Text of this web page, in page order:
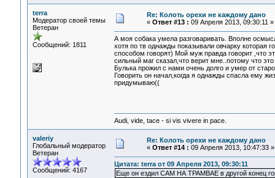
terra
Модератор своей темы
Ветеран
Сообщений: 1811
Re: Колоть орехи не каждому дано
« Ответ #13 : 09 Апреля 2013, 09:30:11 »
А моя собака умела разговаривать. Вполне
хотя по тв однажды показывали овчарку которая
способом говорят) Мой муж правда говорит ,что
сильный маг сказал,что верит мне..потому что
Булька прожил с нами очень долго и умер от
Говорить он начал,когда я однажды спасла ему
придумываю((
Audi, vide, tace - si vis vivere in pace.
valeriy
Глобальный модератор
Ветеран
Сообщений: 4167
Re: Колоть орехи не каждому дано
« Ответ #14 : 09 Апреля 2013, 10:47:33 »
Цитата: terra от 09 Апреля 2013, 09:30:11
Еще он ездил САМ НА ТРАМВАЕ в другой конец